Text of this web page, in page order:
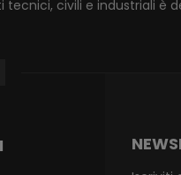
civili e industriali è